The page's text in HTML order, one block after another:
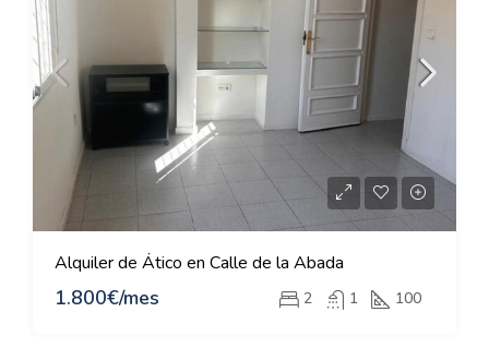
Alquiler de Ático en Calle de la Abada
1.800€/mes 2 1 100